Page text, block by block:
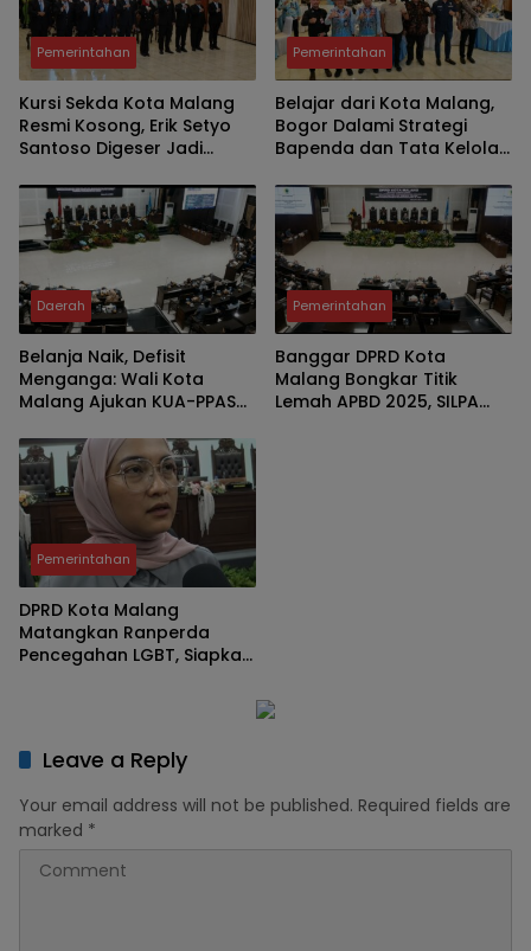
Pemerintahan
Kursi Sekda Kota Malang
Resmi Kosong, Erik Setyo
Santoso Digeser Jadi
Baru Manajemen Talenta
Pemerintahan
Belajar dari Kota Malang,
Bogor Dalami Strategi
Bapenda dan Tata Kelola
Daerah
Belanja Naik, Defisit
Menganga: Wali Kota
Malang Ajukan KUA-PPAS
ke DPRD
Pemerintahan
Banggar DPRD Kota
Malang Bongkar Titik
Lemah APBD 2025, SILPA
Pemerintahan
DPRD Kota Malang
Matangkan Ranperda
Pencegahan LGBT, Siapkan
Leave a Reply
Your email address will not be published. Required fields are
marked *